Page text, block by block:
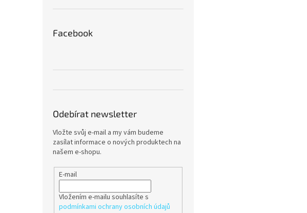
Facebook
Odebírat newsletter
Vložte svůj e-mail a my vám budeme
zasílat informace o nových produktech na
našem e-shopu.
E-mail
Vložením e-mailu souhlasíte s
podmínkami ochrany osobních údajů